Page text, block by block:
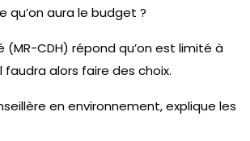
qu’on aura le budget ?
(MR-CDH) répond qu’on est limité à
faudra alors faire des choix.
en environnement, explique les